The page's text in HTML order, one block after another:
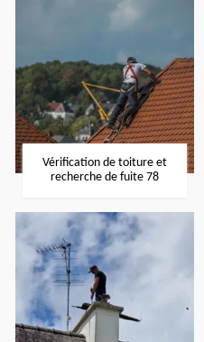
Vérification de toiture et
recherche de fuite 78